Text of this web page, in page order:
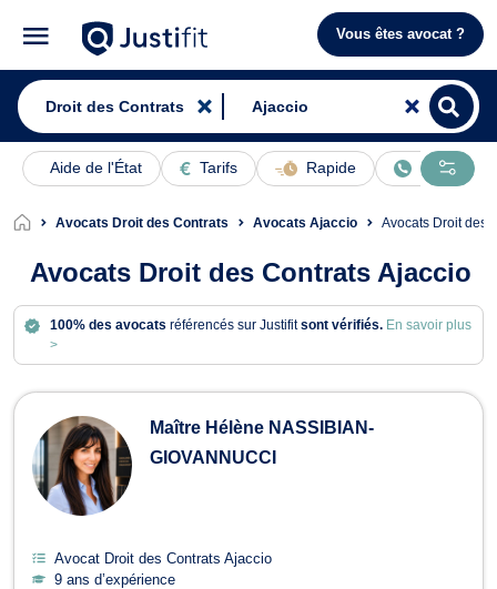
Vous êtes avocat ?
Aide de l'État Tarifs Rapide En ligne
Avocats Droit des Contrats Avocats Ajaccio Avocats Droit des
Avocats Droit des Contrats Ajaccio
100% des avocats référencés sur Justifitsont vérifiés. En savoir plus
>
Avocats en Droit des Contrats à
Maître Hélène NASSIBIAN-
GIOVANNUCCI
Avocat Droit des Contrats Ajaccio
9 ans d’expérience